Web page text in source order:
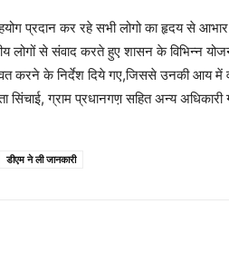
प्रदान कर रहे सभी लोगो का हृदय से आभार
लोगों से संवाद करते हुए शासन के विभिन्न
करने के निर्देश दिये गए,जिससे उनकी आय में
सिंचाई, ग्राम प्रधानगण़ सहित अन्य
डीएम ने ली जानकारी